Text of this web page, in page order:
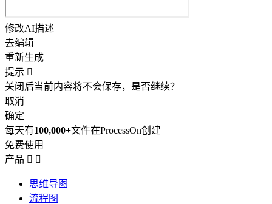
修改AI描述
去编辑
重新生成
提示 
关闭后当前内容将不会保存，是否继续？
取消
确定
每天有100,000+文件在ProcessOn创建
免费使用
产品  
思维导图
流程图